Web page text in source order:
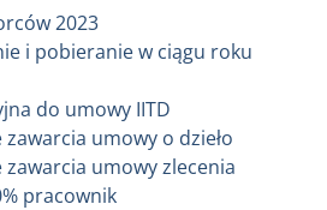
2023
i pobieranie w ciągu roku
do umowy IITD
umowy o dzieło
umowy zlecenia
pracownik